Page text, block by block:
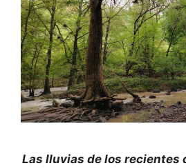
Las lluvias de los recientes